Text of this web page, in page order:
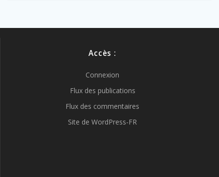
Accès :
Connexion
Flux des publications
Flux des commentaires
Site de WordPress-FR